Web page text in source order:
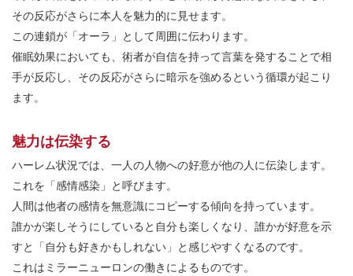
その反応がさらに本人を魅力的に見せます。
この連鎖が「オーラ」として周囲に伝わります。
催眠効果においても、術者が自信を持って言葉を発することで相
手が反応し、その反応がさらに暗示を強めるという循環が起こり
ます。
魅力は伝染する
ハーレム状況では、一人の人物への好意が他の人に伝染します。
これを「感情感染」と呼びます。
人間は他者の感情を無意識にコピーする傾向を持っています。
誰かが楽しそうにしていると自分も楽しくなり、誰かが好意を示
すと「自分も好きかもしれない」と感じやすくなるのです。
これはミラーニューロンの働きによるものです。